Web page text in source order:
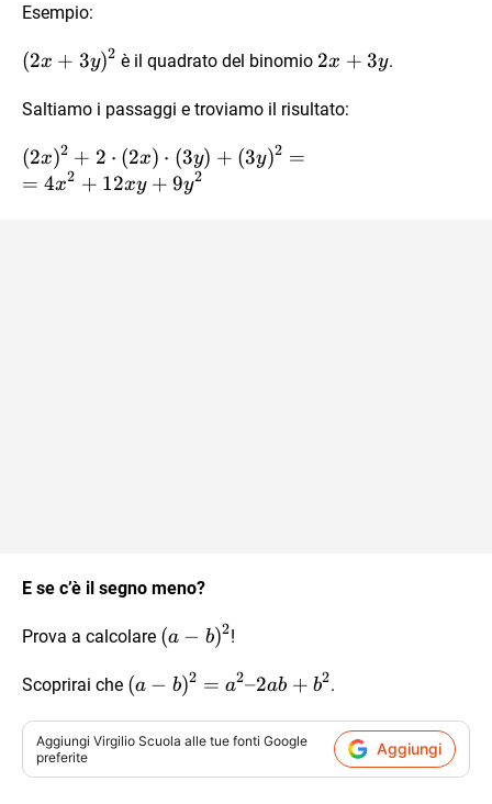
Esempio:
(2x +
(2x + 3y)2 è il quadrato del binomio 2x
3y
2x + 3y.
Saltiamo i passaggi e troviamo il risultato:
(2x)^2
+2\cdot
(2x)2 + 2 ⋅ (2x) ⋅ (3y) + (3y)2 =
= 4x2 + 12xy + 9y2
E se c’è il segno meno?
Prova a calcolare (a-
(a − b)2!
Scoprirai che (a-
=
–
(a − b)2 = a2–2ab + b2.
Aggiungi Virgilio Scuola alle tue fonti Google
preferite
Aggiungi